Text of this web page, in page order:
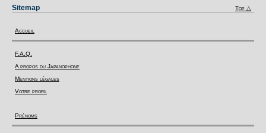
Sitemap Top △
Accueil
F.A.Q.
A propos du Japanophone
Mentions légales
Votre profil
Prénoms